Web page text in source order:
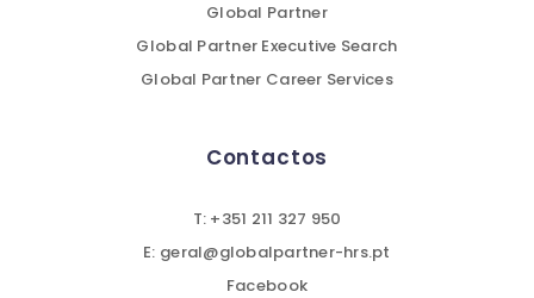
Global Partner
Global Partner Executive Search
Global Partner Career Services
Contactos
T: +351 211 327 950
E: geral@globalpartner-hrs.pt
Facebook